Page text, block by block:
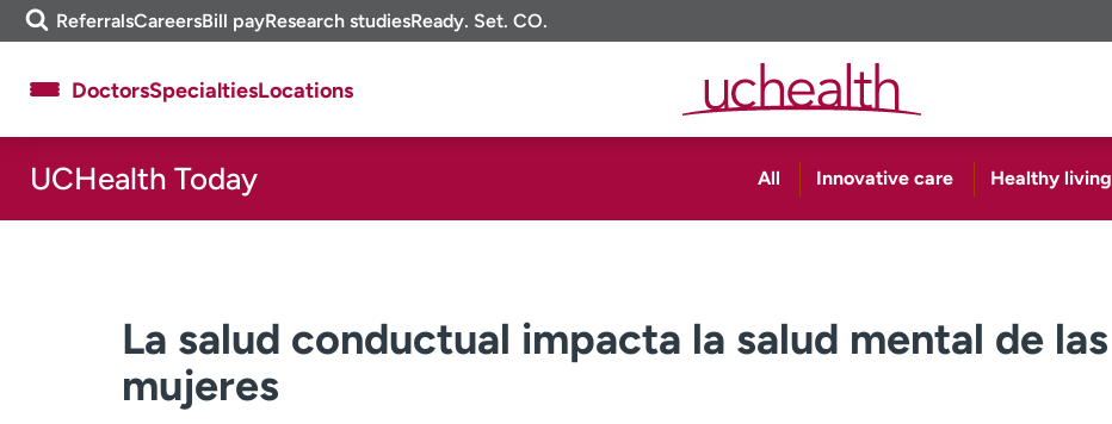
Skip
to
m
e
i
ReferralsCareersBill payResearch studiesReady. Set. CO.
About UCHealth
Ready. Set. CO.
Clinical trials
News & stories
DoctorsSpecialtiesLocations
UCHealth Today All Innovative care Healthy living
La salud conductual impacta la salud mental de las
mujeres